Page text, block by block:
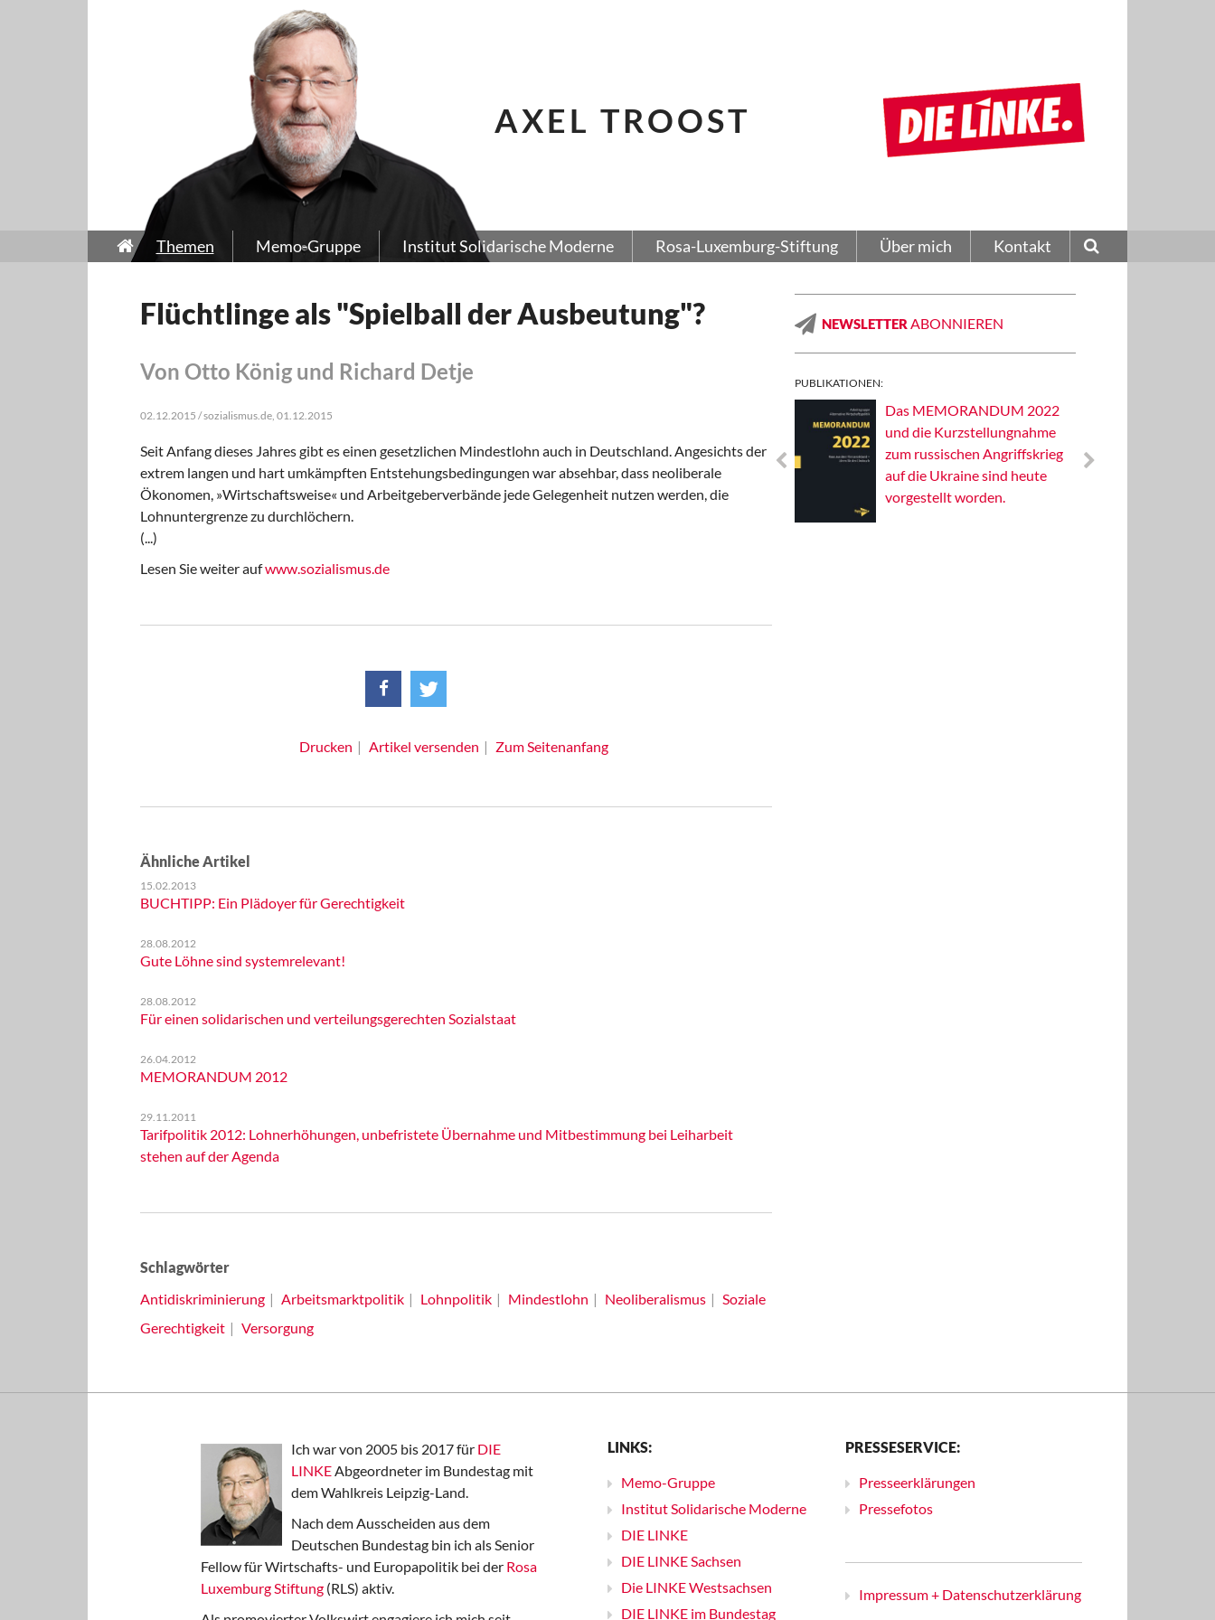
AXEL TROOST
Themen Memo-Gruppe Institut Solidarische Moderne Rosa-Luxemburg-Stiftung Über mich Kontakt
Flüchtlinge als "Spielball der Ausbeutung"?
Von Otto König und Richard Detje
02.12.2015 / sozialismus.de, 01.12.2015
Seit Anfang dieses Jahres gibt es einen gesetzlichen Mindestlohn auch in Deutschland. Angesichts der
extrem langen und hart umkämpften Entstehungsbedingungen war absehbar, dass neoliberale
Ökonomen, »Wirtschaftsweise« und Arbeitgeberverbände jede Gelegenheit nutzen werden, die
Lohnuntergrenze zu durchlöchern.
(...)
Lesen Sie weiter aufwww.sozialismus.de
Drucken Artikel versenden Zum Seitenanfang
Ähnliche Artikel
15.02.2013
BUCHTIPP: Ein Plädoyer für Gerechtigkeit
28.08.2012
Gute Löhne sind systemrelevant!
28.08.2012
Für einen solidarischen und verteilungsgerechten Sozialstaat
26.04.2012
MEMORANDUM 2012
29.11.2011
Tarifpolitik 2012: Lohnerhöhungen, unbefristete Übernahme und Mitbestimmung bei Leiharbeit
stehen auf der Agenda
Schlagwörter
Antidiskriminierung
Arbeitsmarktpolitik Lohnpolitik Mindestlohn Neoliberalismus
Soziale
Gerechtigkeit
Versorgung
NEWSLETTER ABONNIEREN
PUBLIKATIONEN:
Das MEMORANDUM 2022
und die Kurzstellungnahme
zum russischen Angriffskrieg
auf die Ukraine sind heute
vorgestellt worden.
Ich war von 2005 bis 2017 für DIE
LINKEAbgeordneter im Bundestag mit
dem Wahlkreis Leipzig-Land.
Nach dem Ausscheiden aus dem
Deutschen Bundestag bin ich als Senior
Fellow für Wirtschafts- und Europapolitik bei der Rosa
Luxemburg Stiftung (RLS) aktiv.
LINKS:
Memo-Gruppe
Institut Solidarische Moderne
DIE LINKE
DIE LINKE Sachsen
Die LINKE Westsachsen
DIE LINKE im Bundestag
PRESSESERVICE:
Presseerklärungen
Pressefotos
Impressum + Datenschutzerklärung